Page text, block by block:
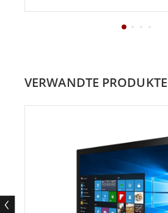
VERWANDTE PRODUKTE